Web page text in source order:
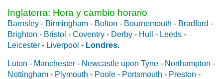
Inglaterra: Hora y cambio horario
Barnsley - Birmingham - Bolton - Bournemouth - Bradford -
Brighton - Bristol - Coventry - Derby - Hull - Leeds -
Leicester - Liverpool - Londres.
Luton - Manchester - Newcastle upon Tyne - Northampton -
Nottingham - Plymouth - Poole - Portsmouth - Preston -